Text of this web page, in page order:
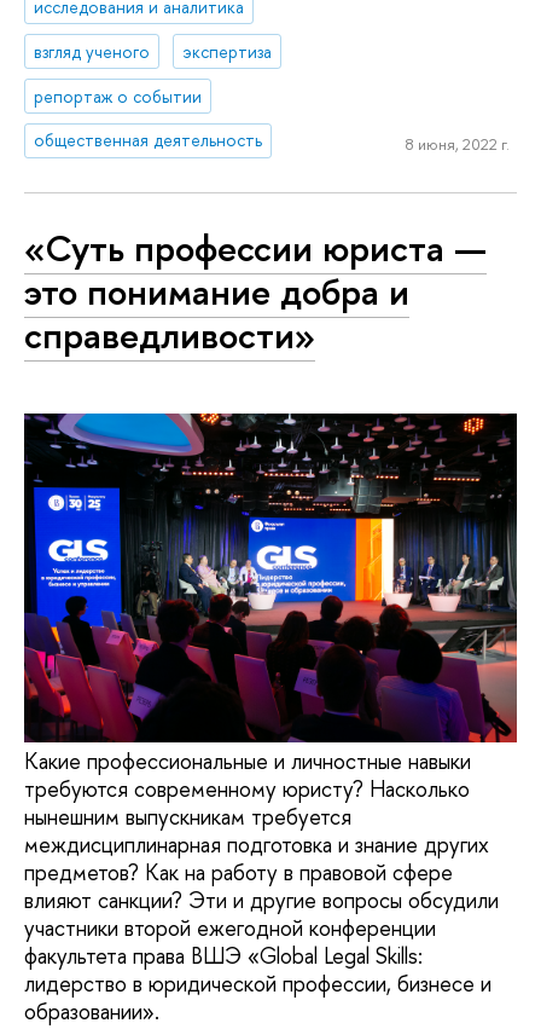
исследования и аналитика
взгляд ученого
экспертиза
репортаж о событии
общественная деятельность
8 июня, 2022 г.
«Суть профессии юриста —
это понимание добра и
справедливости»
Какие профессиональные и личностные навыки
требуются современному юристу? Насколько
нынешним выпускникам требуется
междисциплинарная подготовка и знание других
предметов? Как на работу в правовой сфере
влияют санкции? Эти и другие вопросы обсудили
участники второй ежегодной конференции
факультета права ВШЭ «Global Legal Skills:
лидерство в юридической профессии, бизнесе и
образовании».